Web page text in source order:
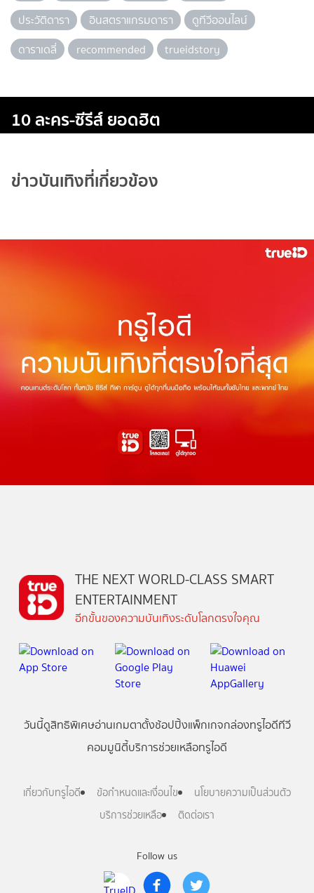
ประวัติดารา
อินสตราแกรมดารา
ดูทีวีออนไลน์
ดาราเดลี่
recommended trueidstory
10 ละคร-ซีรีส์ ยอดฮิต
ข่าวบันเทิงที่เกี่ยวข้อง
Follow us
THE NEXT WORLD-CLASS SMART
ENTERTAINMENT
อีกขั้นของความบันเทิงระดับโลกตรงใจคุณ
วันนี้ดูสิทธิพิเศษอ่านเกมตาตั้งช้อปปิ้งแพ็กเกจกล่องทรูไอดีทีวี
คอมมูนิตี้บริการช่วยเหลือทรูไอดี
เกี่ยวกับทรูไอดี ข้อกำหนดและเงื่อนไข
นโยบายความเป็นส่วนตัว
บริการช่วยเหลือ
ติดต่อเรา